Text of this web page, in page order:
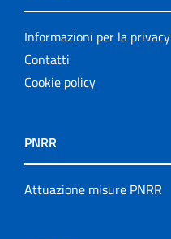
Informazioni per la privacy
Contatti
Cookie policy
PNRR
Attuazione misure PNRR